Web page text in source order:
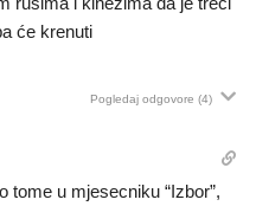
će krenuti
Pogledaj odgovore (4)
tome u mjesecniku “Izbor”,